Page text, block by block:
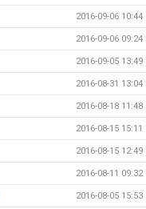
2016-09-06 10:44
2016-09-06 09:24
2016-09-05 13:49
2016-08-31 13:04
2016-08-18 11:48
2016-08-15 15:11
2016-08-15 12:49
2016-08-11 09:32
2016-08-05 15:53